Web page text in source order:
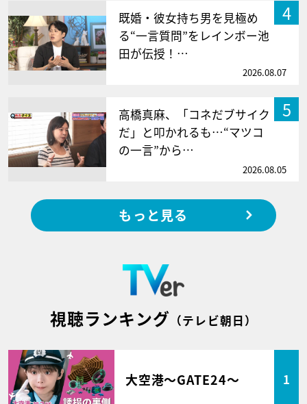
4
既婚・彼女持ち男を見極め
る“一言質問”をレインボー池
田が伝授！…
2026.08.07
5
高橋真麻、「コネだブサイク
だ」と叩かれるも…“マツコ
の一言”から…
2026.08.05
もっと見る
視聴ランキング （テレビ朝日）
大空港～GATE24～ 1